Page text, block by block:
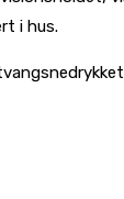
i hus.